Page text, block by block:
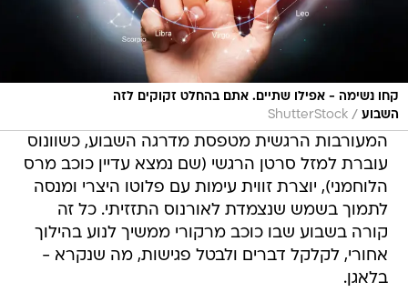
קחו נשימה - אפילו שתיים. אתם בהחלט זקוקים לזה
השבוע /
ShutterStock
המעורבות הרגשית מטפסת מדרגה השבוע, כשוונוס
עוברת למזל סרטן הרגשי (שם נמצא עדיין כוכב מרס
הלוחמני), יוצרת זווית עימות עם פלוטו היצרי ומנסה
לתמוך בשמש שנצמדת לאורנוס התזזיתי. כל זה
קורה בשבוע שבו כוכב מרקורי ממשיך לנוע בהילוך
אחורי, לקלקל דברים ולבטל פגישות, מה שנקרא -
בלאגן.